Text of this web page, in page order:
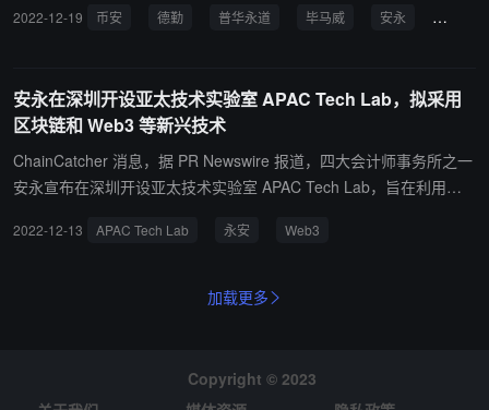
k）
密货币客户提供服务后，币安已经联系了多家大公司，目前仍在寻找
伙伴关系。（blockworks）
2022-12-19 币安 德勤 普华永道 毕马威 安永
安永在深圳开设亚太技术实验室 APAC Tech Lab，拟采用
区块链和 Web3 等新兴技术
ChainCatcher 消息，据 PR Newswire 报道，四大会计师事务所之一
安永宣布在深圳开设亚太技术实验室 APAC Tech Lab，旨在利用区
满足不断增长的亚太市场独特需求。 据悉，该实验室将与 30 多位数
Web3 的医疗保健数据分析模型，由分布式身份 (DID) 规范支持，以
2022-12-13 APAC Tech Lab 永安 Web3
加载更多
Copyright © 2023